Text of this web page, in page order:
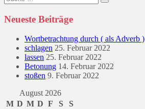
nach:
Neueste Beiträge
Wortbetrachtung durch ( als Adverb )
schlagen 25. Februar 2022
lassen 25. Februar 2022
Betonung 14. Februar 2022
stoßen 9. Februar 2022
August 2026
M D M D F S
S